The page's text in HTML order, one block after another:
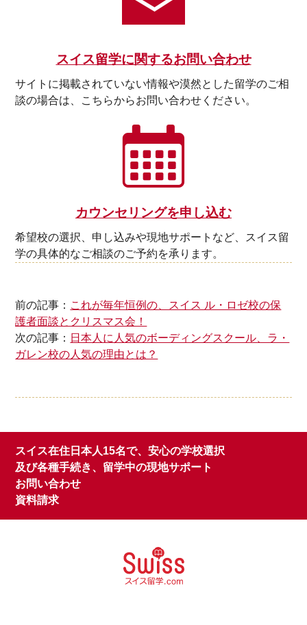
スイス留学に関するお問い合わせ
サイトに掲載されていない情報や漠然とした留学のご相
談の場合は、こちらからお問い合わせください。
カウンセリングを申し込む
希望校の選択、申し込みや現地サポートなど、スイス留
学の具体的なご相談のご予約を承ります。
前の記事： これが毎年恒例の、スイス ル・ロゼ校の保
護者面談とクリスマス会！
次の記事： 日本人に人気のボーディングスクール、ラ・
ガレン校の人気の理由とは？
スイス在住日本人15名で、安心の学校選択
及び各種手続き、留学中の現地サポート
お問い合わせ
資料請求